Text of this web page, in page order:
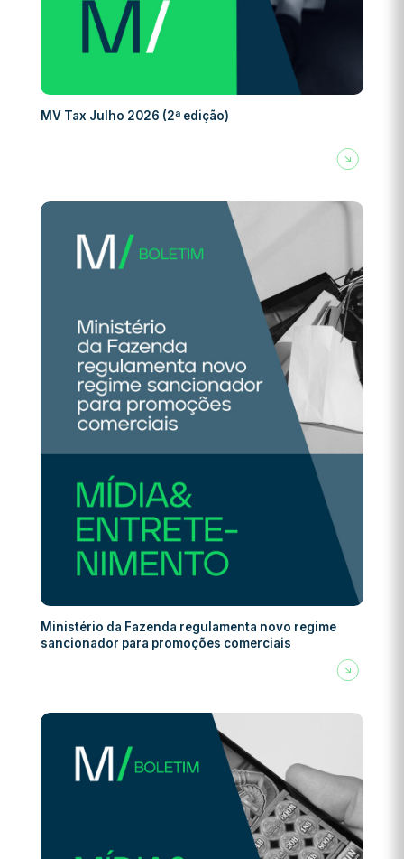
MV Tax Julho 2026 (2ª edição)
Ministério da Fazenda regulamenta novo regime
sancionador para promoções comerciais